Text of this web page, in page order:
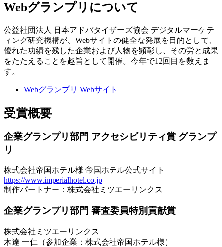
Webグランプリについて
公益社団法人 日本アドバタイザーズ協会 デジタルマーケテ
ィング研究機構が、Webサイトの健全な発展を目的として、
優れた功績を残した企業および人物を顕彰し、その労と成果
をたたえることを趣旨として開催。今年で12回目を数えま
す。
Webグランプリ Webサイト
受賞概要
企業グランプリ部門 アクセシビリティ賞 グランプ
リ
株式会社帝国ホテル様 帝国ホテル公式サイト
https://www.imperialhotel.co.jp
制作パートナー：株式会社ミツエーリンクス
企業グランプリ部門 審査委員特別貢献賞
株式会社ミツエーリンクス
木達 一仁（参加企業：株式会社帝国ホテル様）